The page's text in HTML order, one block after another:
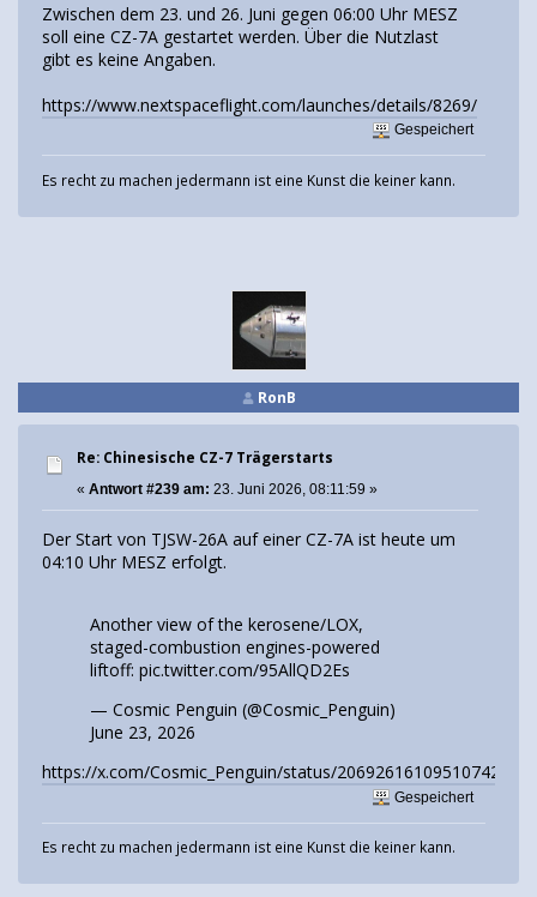
Zwischen dem 23. und 26. Juni gegen 06:00 Uhr MESZ
soll eine CZ-7A gestartet werden. Über die Nutzlast
gibt es keine Angaben.
https://www.nextspaceflight.com/launches/details/8269/
Gespeichert
Es recht zu machen jedermann ist eine Kunst die keiner kann.
RonB
Re: Chinesische CZ-7 Trägerstarts
« Antwort #239 am: 23. Juni 2026, 08:11:59 »
Der Start von TJSW-26A auf einer CZ-7A ist heute um
04:10 Uhr MESZ erfolgt.
Another view of the kerosene/LOX,
staged-combustion engines-powered
liftoff: pic.twitter.com/95AllQD2Es
— Cosmic Penguin (@Cosmic_Penguin)
June 23, 2026
https://x.com/Cosmic_Penguin/status/2069261610951074214
Gespeichert
Es recht zu machen jedermann ist eine Kunst die keiner kann.